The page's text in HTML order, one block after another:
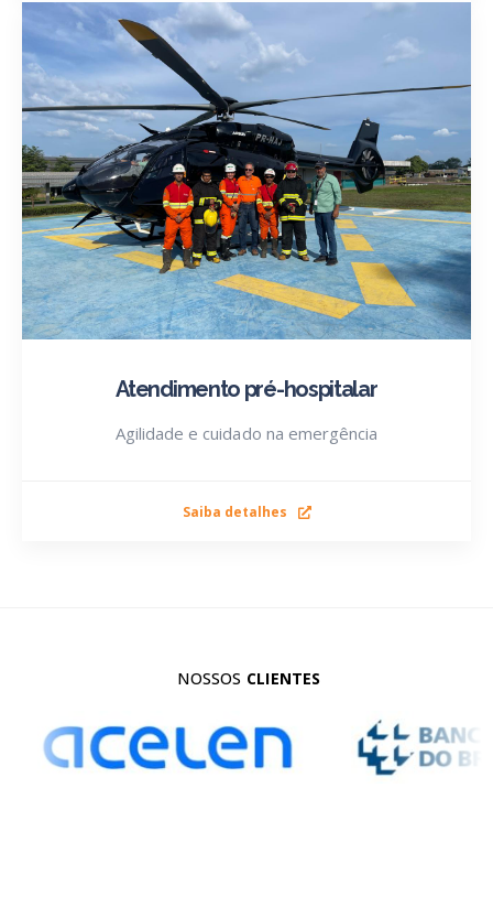
Atendimento pré-hospitalar
Agilidade e cuidado na emergência
Saiba detalhes
NOSSOS CLIENTES